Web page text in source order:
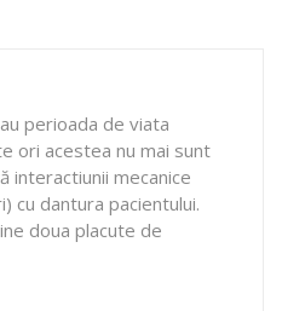
perioada de viata
ori acestea nu mai sunt
interactiunii mecanice
cu dantura pacientului.
doua placute de